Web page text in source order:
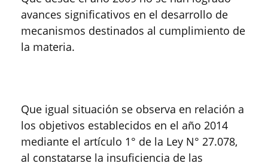
avances significativos en el desarrollo de
mecanismos destinados al cumplimiento de
la materia.
Que igual situación se observa en relación a
los objetivos establecidos en el año 2014
mediante el artículo 1° de la Ley N° 27.078,
al constatarse la insuficiencia de las